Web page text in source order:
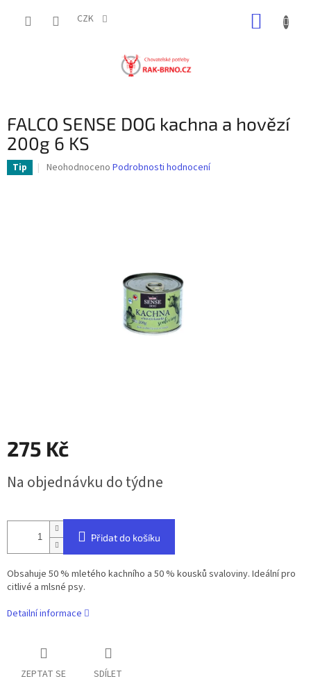
CZK
FALCO SENSE DOG kachna a hovězí
200g 6 KS
Tip
Průměrné
Neohodnoceno Podrobnosti hodnocení
275 Kč
cena:
Na objednávku do týdne
Přidat do košíku
Obsahuje 50 % mletého kachního a 50 % kousků svaloviny. Ideální pro
citlivé a mlsné psy.
Detailní informace
ZEPTAT SE SDÍLET